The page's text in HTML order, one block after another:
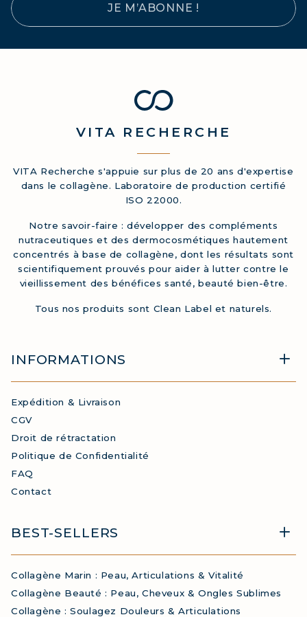
JE M’ABONNE !
VITA RECHERCHE
VITA Recherche s'appuie sur plus de 20 ans d'expertise
dans le collagène. Laboratoire de production certifié
ISO 22000.
Notre savoir-faire : développer des compléments
nutraceutiques et des dermocosmétiques hautement
concentrés à base de collagène, dont les résultats sont
scientifiquement prouvés pour aider à lutter contre le
vieillissement des bénéfices santé, beauté bien-être.
Tous nos produits sont Clean Label et naturels.
INFORMATIONS
Expédition & Livraison
CGV
Droit de rétractation
Politique de Confidentialité
FAQ
Contact
BEST-SELLERS
Collagène Marin : Peau, Articulations & Vitalité
Collagène Beauté : Peau, Cheveux & Ongles Sublimes
Collagène : Soulagez Douleurs & Articulations